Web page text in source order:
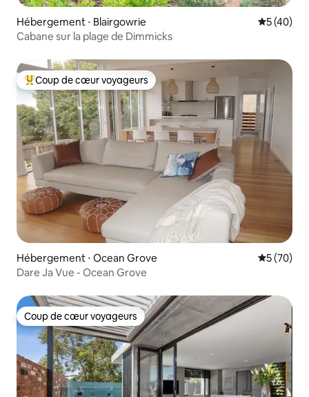
Hébergement ⋅ Blairgowrie
5 (40)
Cabane sur la plage de Dimmicks
Coups de cœur voyageurs les plus appréciés
Coup de cœur voyageurs
Hébergement ⋅ Ocean Grove
5 (70)
Dare Ja Vue - Ocean Grove
Coup de cœur voyageurs
Coup de cœur voyageurs